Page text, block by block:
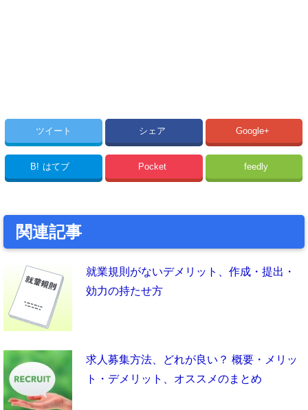
ツイート シェア Google+
B! はてブ Pocket feedly
関連記事
就業規則がないデメリット、作成・提出・
効力の持たせ方
求人募集方法、どれが良い？ 概要・メリッ
ト・デメリット、オススメのまとめ